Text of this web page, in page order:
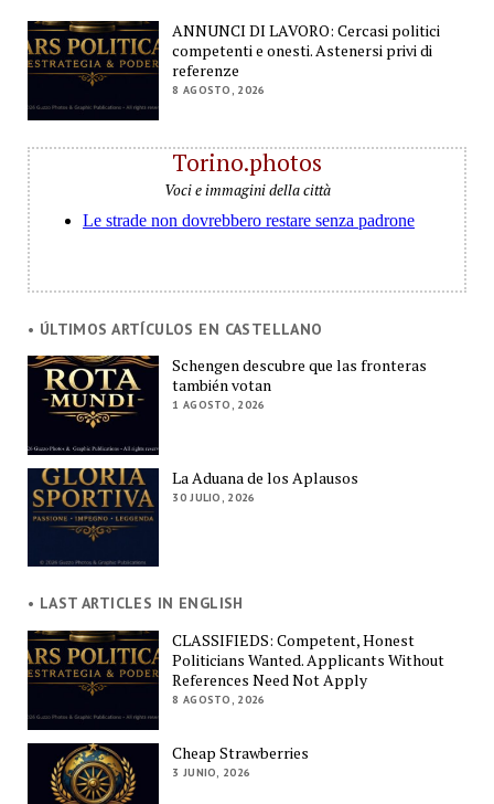
ANNUNCI DI LAVORO: Cercasi politici
competenti e onesti. Astenersi privi di
referenze
8 AGOSTO, 2026
Torino.photos
Voci e immagini della città
• ÚLTIMOS ARTÍCULOS EN CASTELLANO
Schengen descubre que las fronteras
también votan
1 AGOSTO, 2026
La Aduana de los Aplausos
30 JULIO, 2026
• LAST ARTICLES IN ENGLISH
CLASSIFIEDS: Competent, Honest
Politicians Wanted. Applicants Without
References Need Not Apply
8 AGOSTO, 2026
Cheap Strawberries
3 JUNIO, 2026